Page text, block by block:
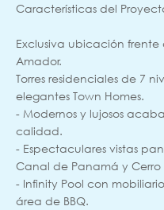
Características del
Exclusiva ubicación frente
Amador.
Torres residenciales de 7
elegantes Town Homes.
- Modernos y lujosos
calidad.
- Espectaculares vistas
Canal de Panamá y Cerro
- Infinity Pool con
área de BBQ.